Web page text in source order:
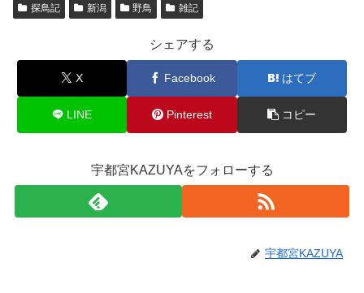
探鳥記 新潟 野鳥 雑記
シェアする
X Facebook はてブ
LINE Pinterest コピー
宇都宮KAZUYAをフォローする
宇都宮KAZUYA